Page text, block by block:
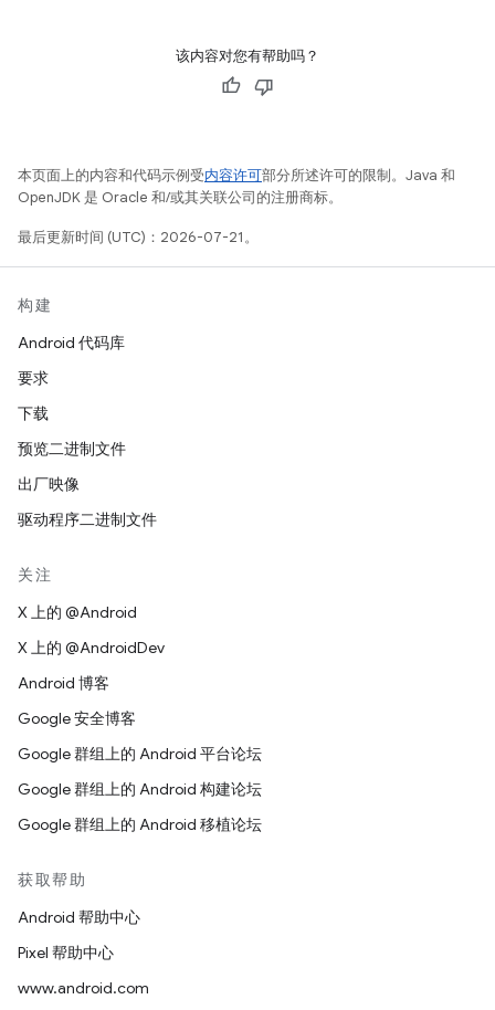
该内容对您有帮助吗？
本页面上的内容和代码示例受内容许可部分所述许可的限制。Java 和
OpenJDK 是 Oracle 和/或其关联公司的注册商标。
最后更新时间 (UTC)：2026-07-21。
构建
Android 代码库
要求
下载
预览二进制文件
出厂映像
驱动程序二进制文件
关注
X 上的 @Android
X 上的 @AndroidDev
Android 博客
Google 安全博客
Google 群组上的 Android 平台论坛
Google 群组上的 Android 构建论坛
Google 群组上的 Android 移植论坛
获取帮助
Android 帮助中心
Pixel 帮助中心
www.android.com